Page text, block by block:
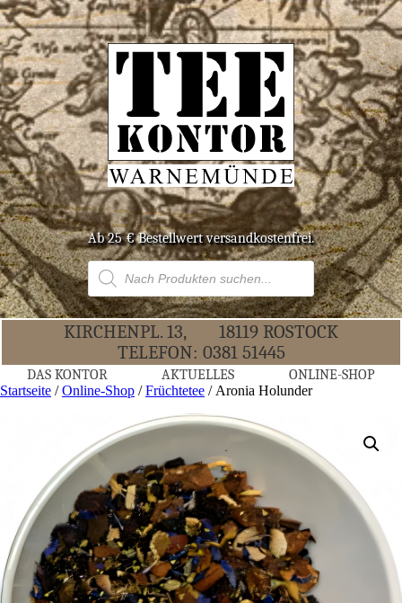
Ab 25 € Bestell­wert versandkostenfrei.
Products
search
KIR­CHEN­PL. 13,
18119 ROS­TOCK
TELE­FON: 0381 51445
DAS KON­TOR AKTU­EL­LES ONLINE-SHOP
Startseite /Online-Shop /Früchtetee / Aro­nia Holunder